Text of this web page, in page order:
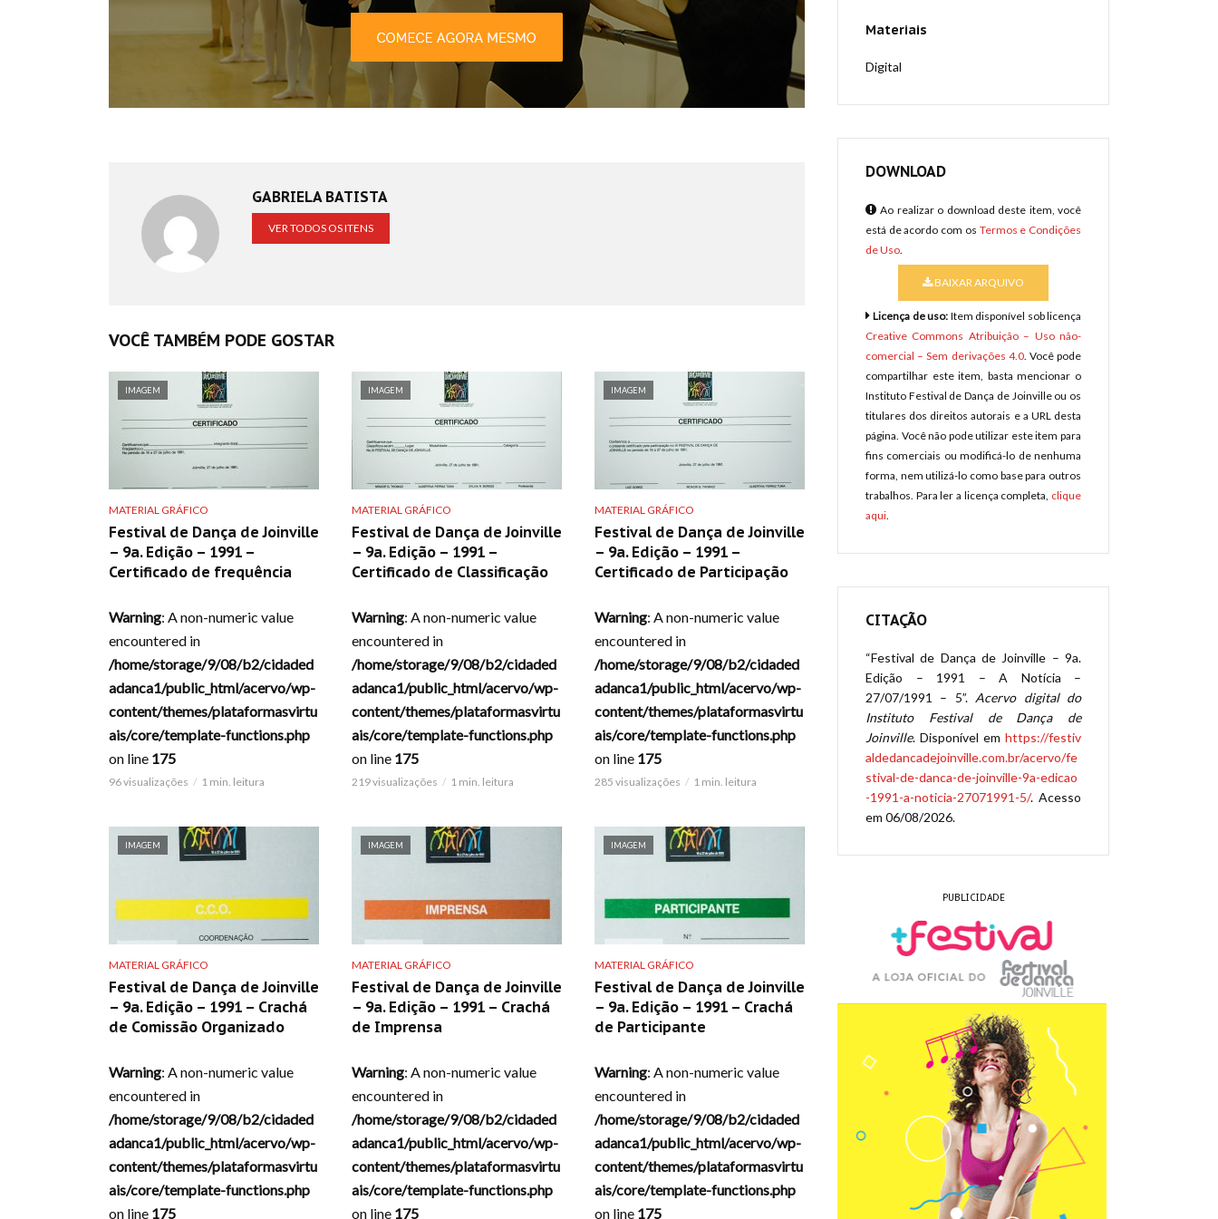
GABRIELA BATISTA
VER TODOS OS ITENS
VOCÊ TAMBÉM PODE GOSTAR
IMAGEM
MATERIAL GRÁFICO
Festival de Dança de Joinville
– 9a. Edição – 1991 –
Certificado de frequência
Warning: A non-numeric value
encountered in
/home/storage/9/08/b2/cidaded
adanca1/public_html/acervo/wp-
content/themes/plataformasvirtu
ais/core/template-functions.php
on line 175
96 visualizações 1 min. leitura
IMAGEM
MATERIAL GRÁFICO
Festival de Dança de Joinville
– 9a. Edição – 1991 –
Certificado de Classificação
Warning: A non-numeric value
encountered in
/home/storage/9/08/b2/cidaded
adanca1/public_html/acervo/wp-
content/themes/plataformasvirtu
ais/core/template-functions.php
on line 175
219 visualizações 1 min. leitura
IMAGEM
MATERIAL GRÁFICO
Festival de Dança de Joinville
– 9a. Edição – 1991 –
Certificado de Participação
Warning: A non-numeric value
encountered in
/home/storage/9/08/b2/cidaded
adanca1/public_html/acervo/wp-
content/themes/plataformasvirtu
ais/core/template-functions.php
on line 175
285 visualizações 1 min. leitura
IMAGEM
MATERIAL GRÁFICO
Festival de Dança de Joinville
– 9a. Edição – 1991 – Crachá
de Comissão Organizado
Warning: A non-numeric value
encountered in
/home/storage/9/08/b2/cidaded
adanca1/public_html/acervo/wp-
content/themes/plataformasvirtu
ais/core/template-functions.php
on line 175
IMAGEM
MATERIAL GRÁFICO
Festival de Dança de Joinville
– 9a. Edição – 1991 – Crachá
de Imprensa
Warning: A non-numeric value
encountered in
/home/storage/9/08/b2/cidaded
adanca1/public_html/acervo/wp-
content/themes/plataformasvirtu
ais/core/template-functions.php
on line 175
IMAGEM
MATERIAL GRÁFICO
Festival de Dança de Joinville
– 9a. Edição – 1991 – Crachá
de Participante
Warning: A non-numeric value
encountered in
/home/storage/9/08/b2/cidaded
adanca1/public_html/acervo/wp-
content/themes/plataformasvirtu
ais/core/template-functions.php
on line 175
Materiais
Digital
DOWNLOAD
Ao realizar o download deste item, você
está de acordo com os Termos e Condições
de Uso.
BAIXAR ARQUIVO
Licença de uso: Item disponível sob licença
Creative Commons Atribuição – Uso não-
comercial – Sem derivações 4.0. Você pode
compartilhar este item, basta mencionar o
Instituto Festival de Dança de Joinville ou os
titulares dos direitos autorais e a URL desta
página. Você não pode utilizar este item para
fins comerciais ou modificá-lo de nenhuma
forma, nem utilizá-lo como base para outros
trabalhos. Para ler a licença completa, clique
aqui.
CITAÇÃO
“Festival de Dança de Joinville – 9a.
Edição – 1991 – A Notícia –
27/07/1991 – 5”. Acervo digital do
Instituto Festival de Dança de
Joinville. Disponível em https://festiv
aldedancadejoinville.com.br/acervo/fe
stival-de-danca-de-joinville-9a-edicao
-1991-a-noticia-27071991-5/. Acesso
em 06/08/2026.
PUBLICIDADE